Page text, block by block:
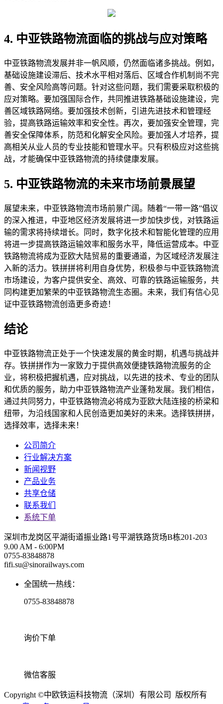
4. 中亚铁路物流面临的挑战与应对策略
中亚铁路物流发展并非一帆风顺，仍然面临诸多挑战。例如，
基础设施建设滞后、技术水平相对落后、区域合作机制尚不完
善、安全风险高等问题。针对这些问题，我们需要采取积极的
应对策略。要加强国际合作，共同推进铁路基础设施建设，完
善区域铁路网络。要加强技术创新，引进先进技术和管理经
验，提高铁路运输效率和安全性。再次，要加强安全管理，完
善安全保障体系，防范和化解安全风险。要加强人才培养，提
高相关从业人员的专业技能和管理水平。只有积极应对这些挑
战，才能确保中亚铁路物流的持续健康发展。
5. 中亚铁路物流的未来市场前景展望
展望未来，中亚铁路物流市场前景广阔。随着“一带一路”倡议
的深入推进，中亚地区经济发展将进一步加快步伐，对铁路运
输的需求将持续增长。同时，数字化技术和智能化管理的应用
将进一步提高铁路运输效率和服务水平，降低运营成本。中亚
铁路物流将成为亚欧大陆贸易的重要通道，为区域经济发展注
入新的活力。铁拼拼将利用自身优势，积极参与中亚铁路物流
市场建设，为客户提供安全、高效、可靠的铁路运输服务，共
同构建更加繁荣的中亚铁路物流生态圈。未来，我们有信心见
证中亚铁路物流创造更多奇迹！
结论
中亚铁路物流正处于一个快速发展的黄金时期，机遇与挑战并
存。铁拼拼作为一家致力于提供高效便捷铁路物流服务的企
业，将积极把握机遇，应对挑战，以先进的技术、专业的团队
和优质的服务，助力中亚铁路物流产业蓬勃发展。我们相信，
通过共同努力，中亚铁路物流必将成为亚欧大陆连接的桥梁和
纽带，为沿线国家和人民创造更加美好的未来。选择铁拼拼，
选择效率，选择未来！
公司简介
行业解决方案
新闻视野
产品业务
共享仓储
联系我们
系统下单
深圳市龙岗区平湖街道振业路1号平湖铁路货场B栋201-203
9.00 AM - 6:00PM
0755-83848878
fifi.su@sinorailways.com
全国统一热线：
0755-83848878
询价下单
微信客服
Copyright ©中欧铁运科技物流（深圳）有限公司 版权所有